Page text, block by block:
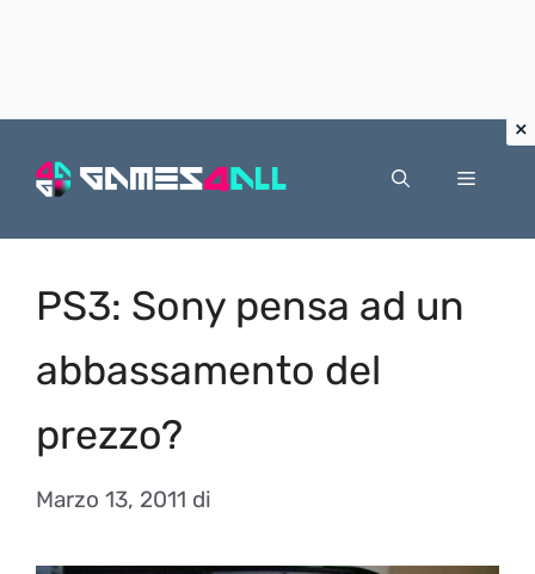
Menu
PS3: Sony pensa ad un
abbassamento del
prezzo?
Marzo 13, 2011 di